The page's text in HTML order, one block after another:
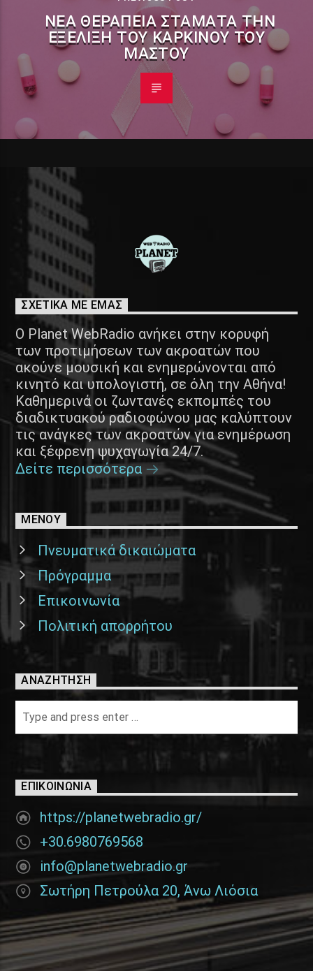
ΝΈΑ ΘΕΡΑΠΕΊΑ ΣΤΑΜΑΤΆ ΤΗΝ
ΕΞΈΛΙΞΗ ΤΟΥ ΚΑΡΚΊΝΟΥ ΤΟΥ
ΜΑΣΤΟΎ
ΣΧΕΤΙΚΑ ΜΕ ΕΜΑΣ
Ο Planet WebRadio ανήκει στην κορυφή
των προτιμήσεων των ακροατών που
ακούνε μουσική και ενημερώνονται από
κινητό και υπολογιστή, σε όλη την Αθήνα!
Καθημερινά οι ζωντανές εκπομπές του
διαδικτυακού ραδιοφώνου μας καλύπτουν
τις ανάγκες των ακροατών για ενημέρωση
και ξέφρενη ψυχαγωγία 24/7.
Δείτε περισσότερα
ΜΕΝΟΥ
Πνευματικά δικαιώματα
Πρόγραμμα
Επικοινωνία
Πολιτική απορρήτου
ΑΝΑΖΉΤΗΣΗ
ΕΠΙΚΟΙΝΩΝΊΑ
https://planetwebradio.gr/
+30.6980769568
info@planetwebradio.gr
Σωτήρη Πετρούλα 20, Άνω Λιόσια